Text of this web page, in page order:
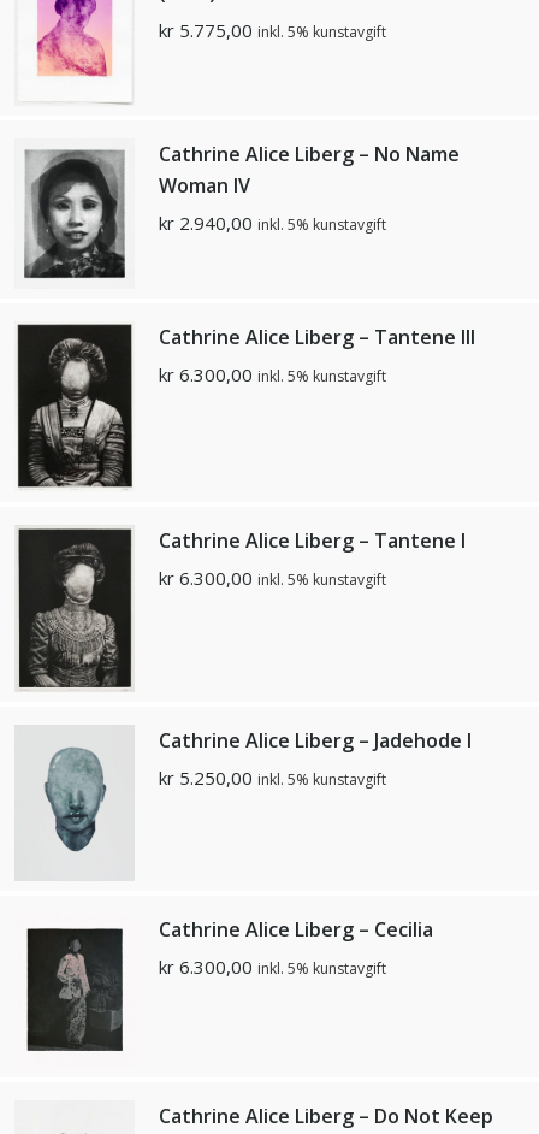
kr 5.775,00 inkl. 5% kunstavgift
Cathrine Alice Liberg – No Name
Woman IV
kr 2.940,00 inkl. 5% kunstavgift
Cathrine Alice Liberg – Tantene III
kr 6.300,00 inkl. 5% kunstavgift
Cathrine Alice Liberg – Tantene I
kr 6.300,00 inkl. 5% kunstavgift
Cathrine Alice Liberg – Jadehode I
kr 5.250,00 inkl. 5% kunstavgift
Cathrine Alice Liberg – Cecilia
kr 6.300,00 inkl. 5% kunstavgift
Cathrine Alice Liberg – Do Not Keep